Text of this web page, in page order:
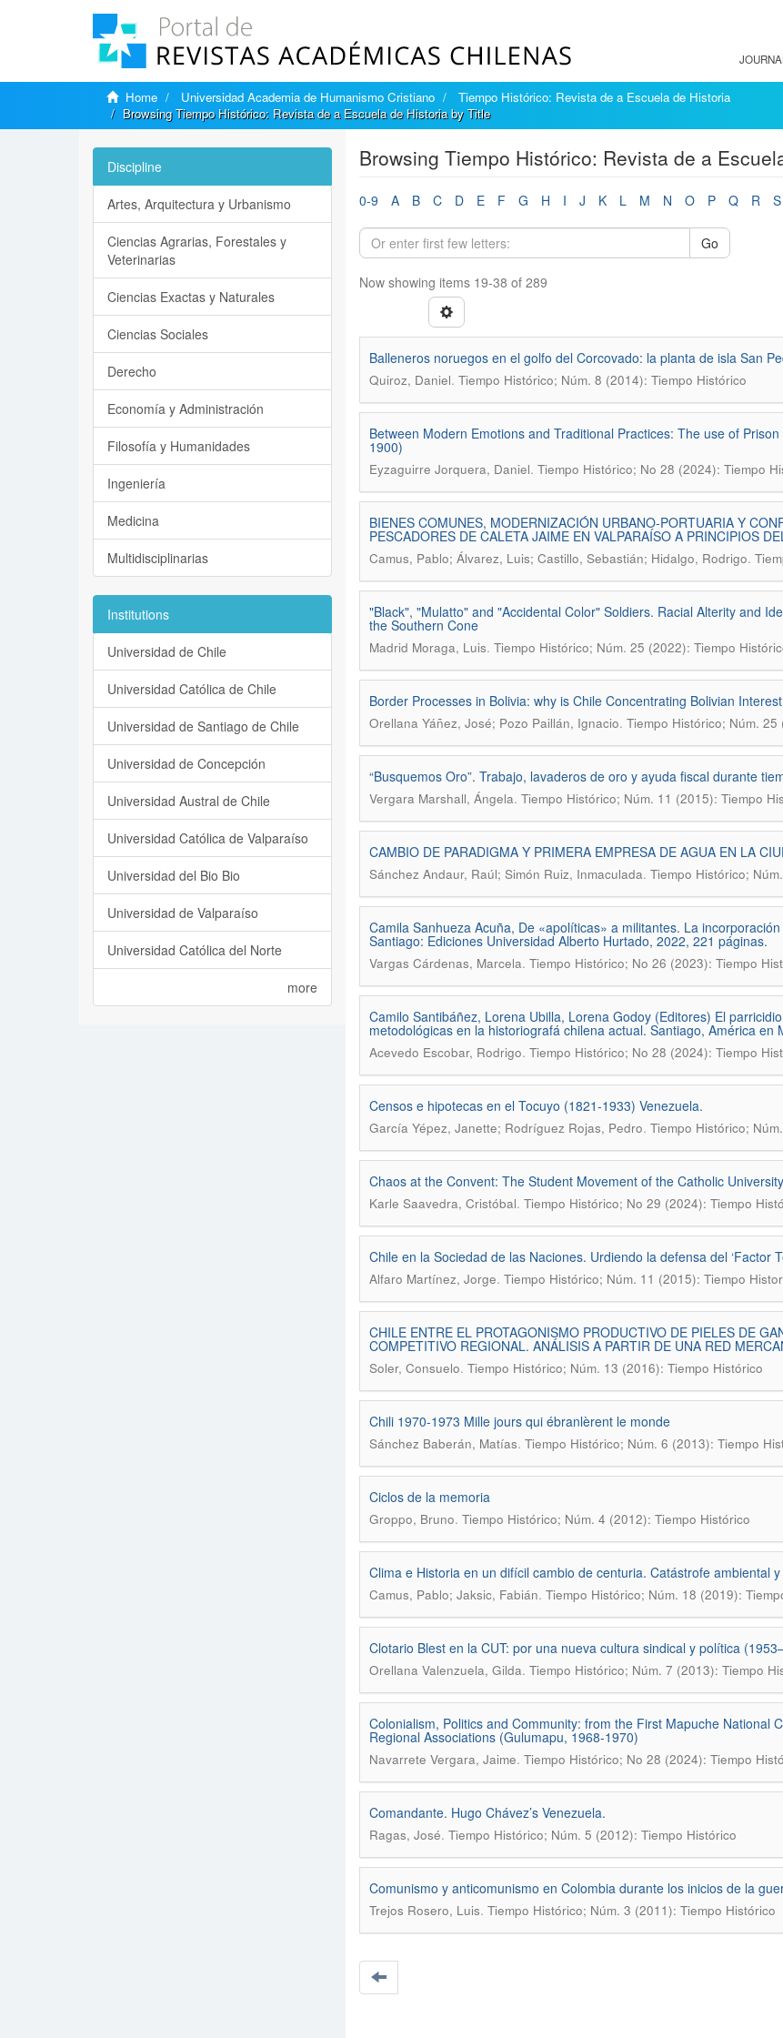
Home Universidad Academia de Humanismo Cristiano
Tiempo Histórico: Revista de a Escuela de Historia
Browsing Tiempo Histórico: Revista de a Escuela de Historia by Title
Browsing Tiempo Histórico: Revista de a
0-9 A B C D E F G H I J K L M N O P Q R S
Go
Now showing items 19-38 of 289
Balleneros noruegos en el golfo del Corcovado: la planta de isla San
Quiroz, Daniel. Tiempo Histórico; Núm. 8 (2014): Tiempo Histórico
Between Modern Emotions and Traditional Practices: The use of
1900)
Eyzaguirre Jorquera, Daniel. Tiempo Histórico; No 28 (2024): Tiempo
BIENES COMUNES, MODERNIZACIÓN URBANO-PORTUARIA Y
PESCADORES DE CALETA JAIME EN VALPARAÍSO A PRINCIPIOS
Camus, Pablo; Álvarez, Luis; Castillo, Sebastián; Hidalgo, Rodrigo.
"Black", "Mulatto" and "Accidental Color" Soldiers. Racial Alterity and
the Southern Cone
Madrid Moraga, Luis. Tiempo Histórico; Núm. 25 (2022): Tiempo
Border Processes in Bolivia: why is Chile Concentrating Bolivian
Orellana Yáñez, José; Pozo Paillán, Ignacio. Tiempo Histórico; Núm.
“Busquemos Oro”. Trabajo, lavaderos de oro y ayuda fiscal durante
Vergara Marshall, Ángela. Tiempo Histórico; Núm. 11 (2015): Tiempo
CAMBIO DE PARADIGMA Y PRIMERA EMPRESA DE AGUA EN LA
Sánchez Andaur, Raúl; Simón Ruiz, Inmaculada. Tiempo Histórico;
Camila Sanhueza Acuña, De «apolíticas» a militantes. La
Santiago: Ediciones Universidad Alberto Hurtado, 2022, 221 páginas.
Vargas Cárdenas, Marcela. Tiempo Histórico; No 26 (2023): Tiempo
Camilo Santibáñez, Lorena Ubilla, Lorena Godoy (Editores) El
metodológicas en la historiografá chilena actual. Santiago, América en
Acevedo Escobar, Rodrigo. Tiempo Histórico; No 28 (2024): Tiempo
Censos e hipotecas en el Tocuyo (1821-1933) Venezuela.
García Yépez, Janette; Rodríguez Rojas, Pedro. Tiempo Histórico;
Chaos at the Convent: The Student Movement of the Catholic
Karle Saavedra, Cristóbal. Tiempo Histórico; No 29 (2024): Tiempo
Chile en la Sociedad de las Naciones. Urdiendo la defensa del ‘Factor
Alfaro Martínez, Jorge. Tiempo Histórico; Núm. 11 (2015): Tiempo
CHILE ENTRE EL PROTAGONISMO PRODUCTIVO DE PIELES DE
COMPETITIVO REGIONAL. ANÁLISIS A PARTIR DE UNA RED
Soler, Consuelo. Tiempo Histórico; Núm. 13 (2016): Tiempo Histórico
Chili 1970-1973 Mille jours qui ébranlèrent le monde
Sánchez Baberán, Matías. Tiempo Histórico; Núm. 6 (2013): Tiempo
Ciclos de la memoria
Groppo, Bruno. Tiempo Histórico; Núm. 4 (2012): Tiempo Histórico
Clima e Historia en un difícil cambio de centuria. Catástrofe ambiental
Camus, Pablo; Jaksic, Fabián. Tiempo Histórico; Núm. 18 (2019):
Clotario Blest en la CUT: por una nueva cultura sindical y política
Orellana Valenzuela, Gilda. Tiempo Histórico; Núm. 7 (2013): Tiempo
Colonialism, Politics and Community: from the First Mapuche National
Regional Associations (Gulumapu, 1968-1970)
Navarrete Vergara, Jaime. Tiempo Histórico; No 28 (2024): Tiempo
Comandante. Hugo Chávez’s Venezuela.
Ragas, José. Tiempo Histórico; Núm. 5 (2012): Tiempo Histórico
Comunismo y anticomunismo en Colombia durante los inicios de la
Trejos Rosero, Luis. Tiempo Histórico; Núm. 3 (2011): Tiempo Histórico
Discipline
Artes, Arquitectura y Urbanismo
Ciencias Agrarias, Forestales y
Veterinarias
Ciencias Exactas y Naturales
Ciencias Sociales
Derecho
Economía y Administración
Filosofía y Humanidades
Ingeniería
Medicina
Multidisciplinarias
Institutions
Universidad de Chile
Universidad Católica de Chile
Universidad de Santiago de Chile
Universidad de Concepción
Universidad Austral de Chile
Universidad Católica de Valparaíso
Universidad del Bio Bio
Universidad de Valparaíso
Universidad Católica del Norte
more